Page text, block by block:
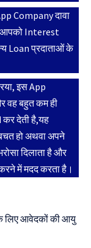
Company दावा
Interest
Loan प्रदाताओं के
इस App
वह बहुत कम ही
देती है,यह
हो अथवा अपने
दिलाता है और
में मदद करता है।
लिए आवेदकों की आयु